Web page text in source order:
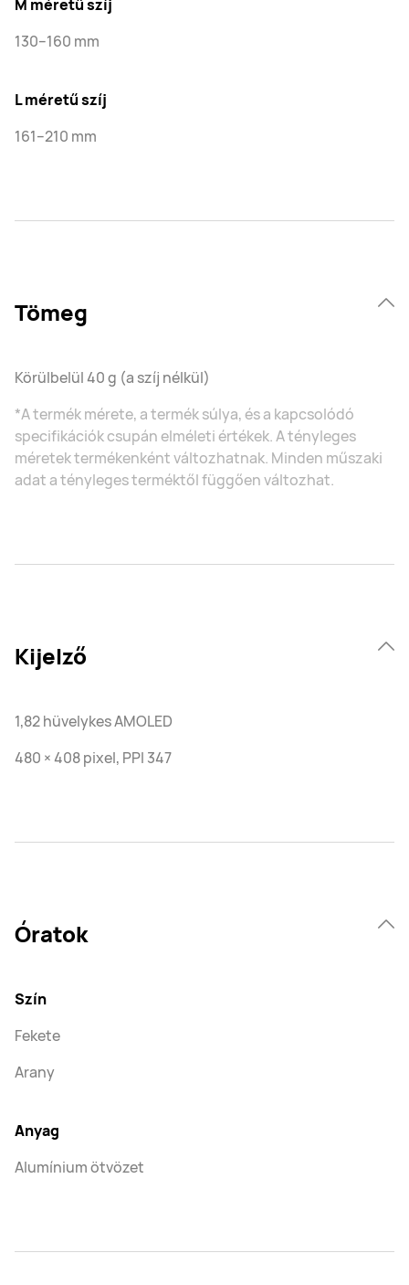
M méretű szíj
130–160 mm
L méretű szíj
161–210 mm
Tömeg
Körülbelül 40 g (a szíj nélkül)
*A termék mérete, a termék súlya, és a kapcsolódó
specifikációk csupán elméleti értékek. A tényleges
méretek termékenként változhatnak. Minden műszaki
adat a tényleges terméktől függően változhat.
Kijelző
1,82 hüvelykes AMOLED
480 × 408 pixel, PPI 347
Óratok
Szín
Fekete
Arany
Anyag
Alumínium ötvözet